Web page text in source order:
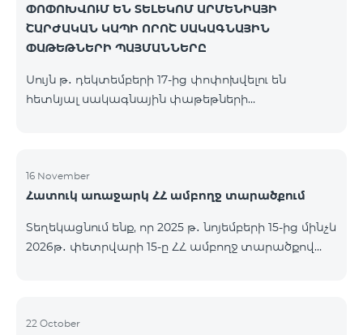
ՓՈՓՈԽՎՈՒՄ ԵՆ ՏԵԼԵԿՈՄ ԱՐՄԵՆԻԱՅԻ
ՇԱՐԺԱԿԱՆ ԿԱՊԻ ՈՐՈՇ ՍԱԿԱԳՆԱՅԻՆ
ՓԱԹԵԹՆԵՐԻ ՊԱՅՄԱՆՆԵՐԸ
Սույն թ․ դեկտեմբերի 17-ից փոփոխվելու են
հետևյալ սակագնային փաթեթների
նախկին 2000 դրամի փոխարեն։ Բաժանորդները
կստանան 600 րոպե դեպի ՀՀ բոլոր ցանցեր, ԱՄՆ,
փոխարեն և 14 ԳԲ ինտերնետ` նախկին 7 ԳԲ-ի
փոխարեն։ Կանխավճարային «Be Free 3000»
16 November
Հատուկ առաջարկ ՀՀ ամբողջ տարածքում
Տեղեկացնում ենք, որ 2025 թ․ նոյեմբերի 15-ից մինչև
2026թ․ փետրվարի 15-ը ՀՀ ամբողջ տարածքով
9900 մարզային և ԿՈՄԲՈ 4 9900 փաթեթները`
22 October